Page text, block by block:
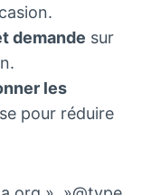
demande sur
les
pour réduire